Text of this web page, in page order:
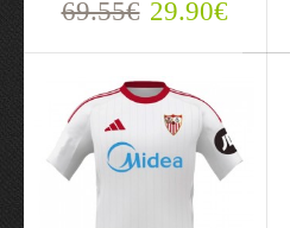
69.55€ 29.90€